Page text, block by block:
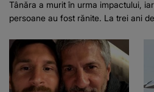
Tânăra a murit în urma impactului,
persoane au fost rănite. La trei ani